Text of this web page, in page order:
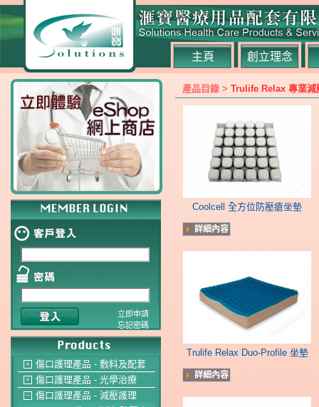
主頁 創立理念
立即申請
忘記密碼
＋ 傷口護理產品 - 敷料及配套
＋ 傷口護理產品 - 光學治療
－ 傷口護理產品 - 減壓護理
產品目錄 > Trulife Relax 專業減
Coolcell 全方位防壓瘡坐墊
詳細內容
Trulife Relax Duo-Profile 坐墊
詳細內容